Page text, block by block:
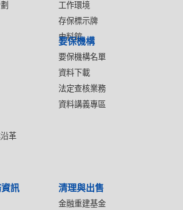
工作環境
存保標示牌
史料館
革
要保機構
要保機構名單
資料下載
法定查核業務
資料講義專區
訊 清理與出售
金融重建基金